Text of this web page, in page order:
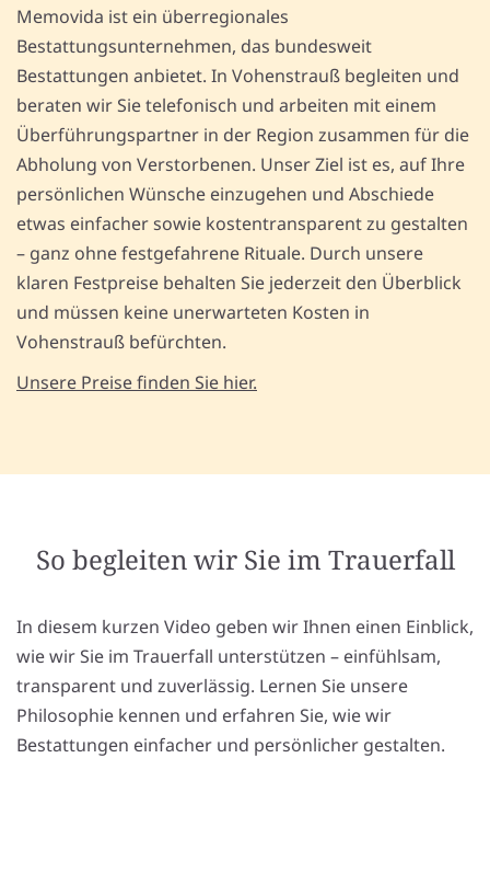
Memovida ist ein überregionales
Bestattungsunternehmen, das bundesweit
Bestattungen anbietet. In Vohenstrauß begleiten und
beraten wir Sie telefonisch und arbeiten mit einem
Überführungspartner in der Region zusammen für die
Abholung von Verstorbenen. Unser Ziel ist es, auf Ihre
persönlichen Wünsche einzugehen und Abschiede
etwas einfacher sowie kostentransparent zu gestalten
– ganz ohne festgefahrene Rituale. Durch unsere
klaren Festpreise behalten Sie jederzeit den Überblick
und müssen keine unerwarteten Kosten in
Vohenstrauß befürchten.
Unsere Preise finden Sie hier.
So begleiten wir Sie im Trauerfall
In diesem kurzen Video geben wir Ihnen einen Einblick,
wie wir Sie im Trauerfall unterstützen – einfühlsam,
transparent und zuverlässig. Lernen Sie unsere
Philosophie kennen und erfahren Sie, wie wir
Bestattungen einfacher und persönlicher gestalten.